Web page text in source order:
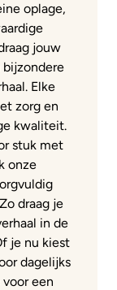
oplage,
jouw
Elke
zorg en
kwaliteit.
stuk met
onze
draag je
in de
je nu kiest
dagelijks
een